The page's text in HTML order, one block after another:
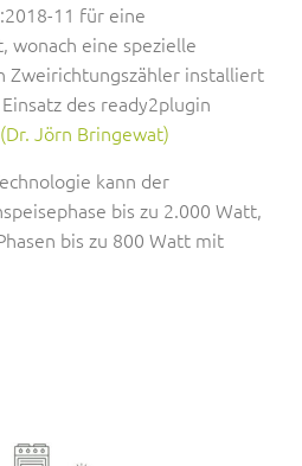
11 für eine
wonach eine spezielle
Zweirichtungszähler installiert
des ready2plugin
(Dr. Jörn Bringewat)
kann der
bis zu 2.000 Watt,
bis zu 800 Watt mit